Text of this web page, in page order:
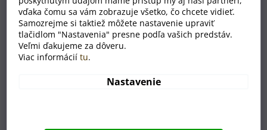
vďaka čomu sa vám zobrazuje všetko, čo chcete vidieť.
Samozrejme si taktiež môžete nastavenie upraviť
tlačidlom "Nastavenia" presne podľa vašich predstáv.
Veľmi ďakujeme za dôveru.
Viac informáciítu.
Nastavenie
Po odoslaní objednávky
vám zašleme do vašej e-
mailovej schránky odkaz
na počítačovú